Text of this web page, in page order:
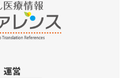
運営